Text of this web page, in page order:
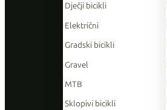
Dječji bicikli
Električni
Gradski bicikli
Gravel
MTB
Sklopivi bicikli